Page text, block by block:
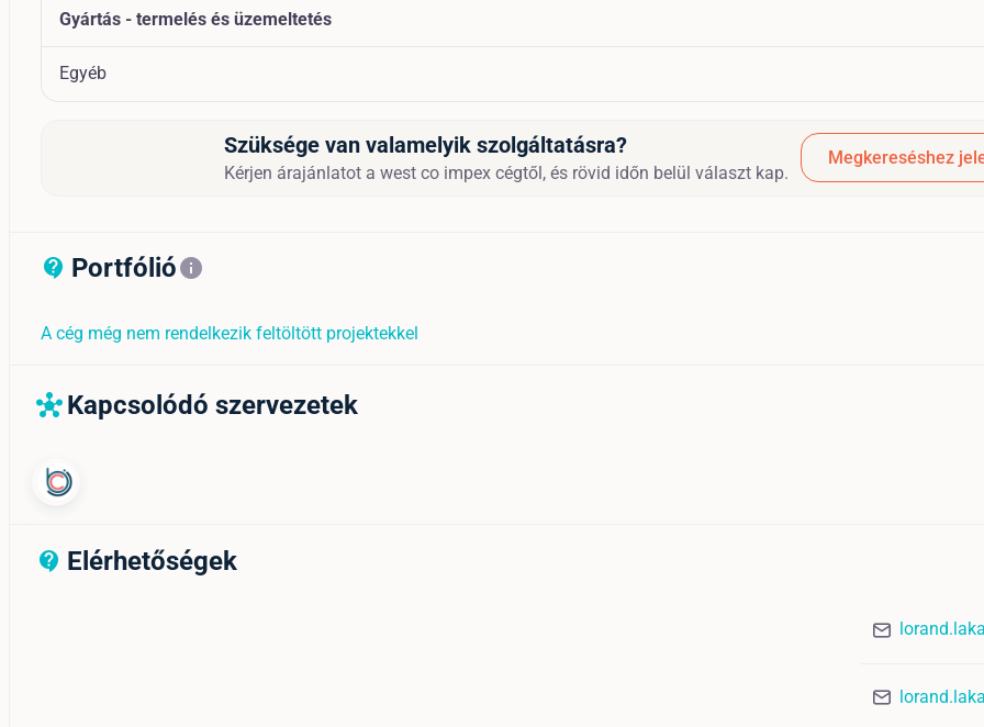
Gyártás - termelés és üzemeltetés
Egyéb
Szüksége van valamelyik szolgáltatásra?
Kérjen árajánlatot a west co impex cégtől, és rövid időn belül választ kap.
Megkereséshez
contact_support_outline
Portfólióinfo
A cég még nem rendelkezik feltöltött projektekkel
hub Kapcsolódó szervezetek
contact_support_outline
Elérhetőségek